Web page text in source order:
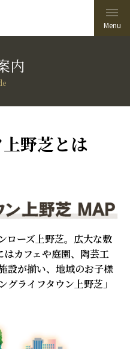
内
野芝とは
ローズ上野芝。広大な敷
カフェや庭園、陶芸工
設が揃い、地域のお子様
ライフタウン上野芝」